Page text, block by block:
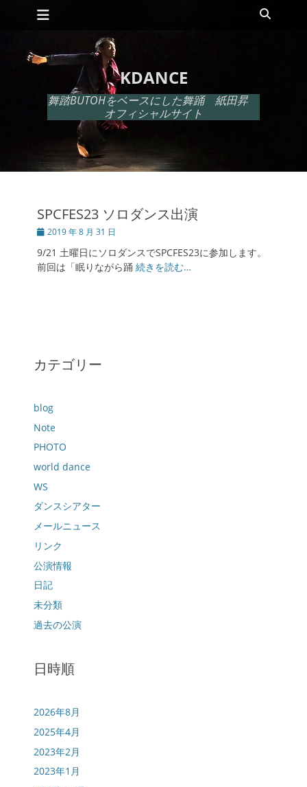
ン
ツ
メインメニュー
索
KDANCE
舞踏BUTOHをベースにした舞踊 紙田昇
オフィシャルサイト
SPCFES23 ソロダンス出演
投
日
2019 年 8 月 31 日
9/21 土曜日にソロダンスでSPCFES23に参加します。
前回は「眠りながら踊 続きを読む…
カテゴリー
blog
Note
PHOTO
world dance
WS
ダンスシアター
メールニュース
リンク
公演情報
日記
未分類
過去の公演
日時順
2026年8月
2025年4月
2023年2月
2023年1月